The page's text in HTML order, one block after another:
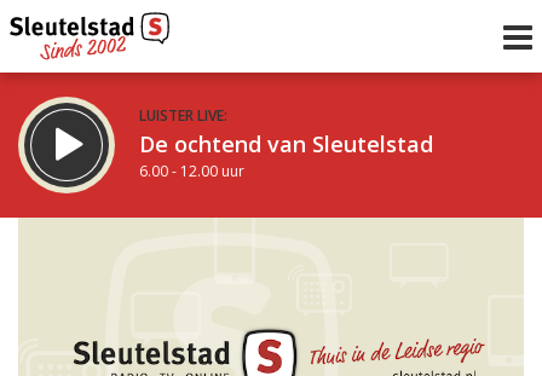
LUISTER LIVE:
De ochtend van Sleutelstad
6.00 - 12.00 uur
Inklappen